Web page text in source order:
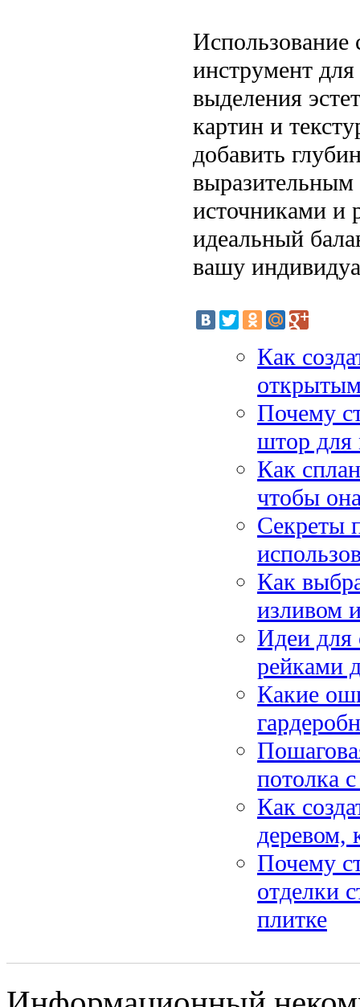
инструмент
выделения
картин и
добавить
источниками и
идеальный
вашу
Как
Почему
штор для
Как
чтобы
Секреты
Как
изливом
Идеи для
рейками
Какие
потолка
Как
деревом,
Почему
отделки
плитке